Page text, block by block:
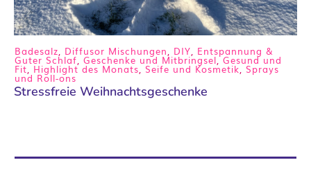
Badesalz Diffusor Mischungen DIY Entspannung &
Guter Schlaf Geschenke und Mitbringsel ,Gesund und
Fit Highlight des Monats Seife und Kosmetik Sprays
und Roll-ons
Stressfreie Weihnachtsgeschenke